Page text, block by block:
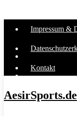
Impressum &
Kontakt
AesirSports.de